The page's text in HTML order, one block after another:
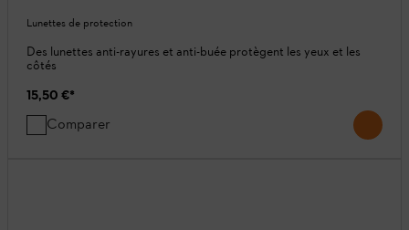
Lunettes de protection
Des lunettes anti-rayures et anti-buée protègent les yeux et les
côtés
15,50 €*
Comparer